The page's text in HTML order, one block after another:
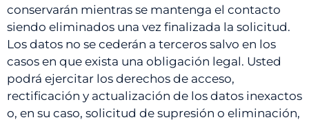
conservarán mientras se mantenga el contacto
siendo eliminados una vez finalizada la solicitud.
Los datos no se cederán a terceros salvo en los
casos en que exista una obligación legal. Usted
podrá ejercitar los derechos de acceso,
rectificación y actualización de los datos inexactos
o, en su caso, solicitud de supresión o eliminación,